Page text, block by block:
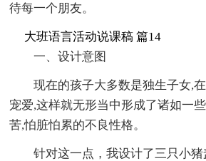
待每一个朋友。
大班语言活动说课稿 篇14
一、设计意图
现在的孩子大多数是独生子女,
宠爱,这样就无形当中形成了诸如一
苦,怕脏怕累的不良性格。
针对这一点，我设计了三只小